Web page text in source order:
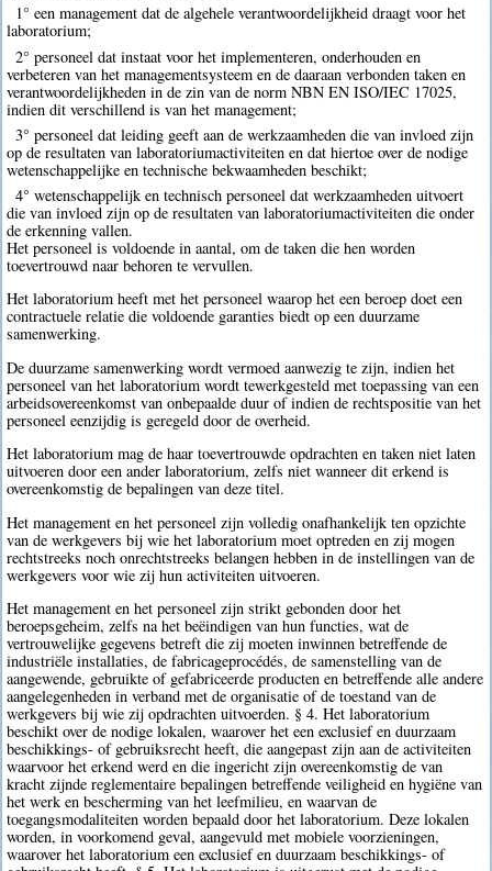
1° een management dat de algehele verantwoordelijkheid draagt voor het
laboratorium;
2° personeel dat instaat voor het implementeren, onderhouden en
verbeteren van het managementsysteem en de daaraan verbonden taken en
verantwoordelijkheden in de zin van de norm NBN EN ISO/IEC 17025,
indien dit verschillend is van het management;
3° personeel dat leiding geeft aan de werkzaamheden die van invloed zijn
op de resultaten van laboratoriumactiviteiten en dat hiertoe over de nodige
wetenschappelijke en technische bekwaamheden beschikt;
4° wetenschappelijk en technisch personeel dat werkzaamheden uitvoert
die van invloed zijn op de resultaten van laboratoriumactiviteiten die onder
de erkenning vallen.
Het personeel is voldoende in aantal, om de taken die hen worden
toevertrouwd naar behoren te vervullen.
Het laboratorium heeft met het personeel waarop het een beroep doet een
contractuele relatie die voldoende garanties biedt op een duurzame
samenwerking.
De duurzame samenwerking wordt vermoed aanwezig te zijn, indien het
personeel van het laboratorium wordt tewerkgesteld met toepassing van een
arbeidsovereenkomst van onbepaalde duur of indien de rechtspositie van het
personeel eenzijdig is geregeld door de overheid.
Het laboratorium mag de haar toevertrouwde opdrachten en taken niet laten
uitvoeren door een ander laboratorium, zelfs niet wanneer dit erkend is
overeenkomstig de bepalingen van deze titel.
Het management en het personeel zijn volledig onafhankelijk ten opzichte
van de werkgevers bij wie het laboratorium moet optreden en zij mogen
rechtstreeks noch onrechtstreeks belangen hebben in de instellingen van de
werkgevers voor wie zij hun activiteiten uitvoeren.
Het management en het personeel zijn strikt gebonden door het
beroepsgeheim, zelfs na het beëindigen van hun functies, wat de
vertrouwelijke gegevens betreft die zij moeten inwinnen betreffende de
industriële installaties, de fabricageprocédés, de samenstelling van de
aangewende, gebruikte of gefabriceerde producten en betreffende alle andere
aangelegenheden in verband met de organisatie of de toestand van de
werkgevers bij wie zij opdrachten uitvoerden. § 4. Het laboratorium
beschikt over de nodige lokalen, waarover het een exclusief en duurzaam
beschikkings- of gebruiksrecht heeft, die aangepast zijn aan de activiteiten
waarvoor het erkend werd en die ingericht zijn overeenkomstig de van
kracht zijnde reglementaire bepalingen betreffende veiligheid en hygiëne van
het werk en bescherming van het leefmilieu, en waarvan de
toegangsmodaliteiten worden bepaald door het laboratorium. Deze lokalen
worden, in voorkomend geval, aangevuld met mobiele voorzieningen,
waarover het laboratorium een exclusief en duurzaam beschikkings- of